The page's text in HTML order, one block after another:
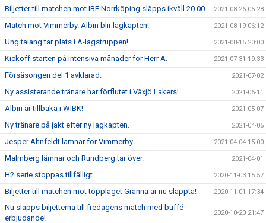
Biljetter till matchen mot IBF Norrköping släpps ikväll 20.00 2021-08-26 05:28
Match mot Vimmerby. Albin blir lagkapten! 2021-08-19 06:12
Ung talang tar plats i A-lagstruppen! 2021-08-15 20:00
Kickoff starten på intensiva månader för Herr A. 2021-07-31 19:33
Försäsongen del 1 avklarad. 2021-07-02
Ny assisterande tränare har förflutet i Växjö Lakers! 2021-06-11
Albin är tillbaka i WIBK! 2021-05-07
Ny tränare på jakt efter ny lagkapten. 2021-04-05
Jesper Ahnfeldt lämnar för Vimmerby. 2021-04-04 15:00
Malmberg lämnar och Rundberg tar över. 2021-04-01
H2 serie stoppas tillfälligt. 2020-11-03 15:57
Biljetter till matchen mot topplaget Gränna är nu släppta! 2020-11-01 17:34
Nu släpps biljetterna till fredagens match med buffé
erbjudande!
2020-10-20 21:47